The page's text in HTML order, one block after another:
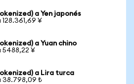
a Yen japonés
128.361,69 ¥
a Yuan chino
5488,22 ¥
a Lira turca
38.798,09 ₺